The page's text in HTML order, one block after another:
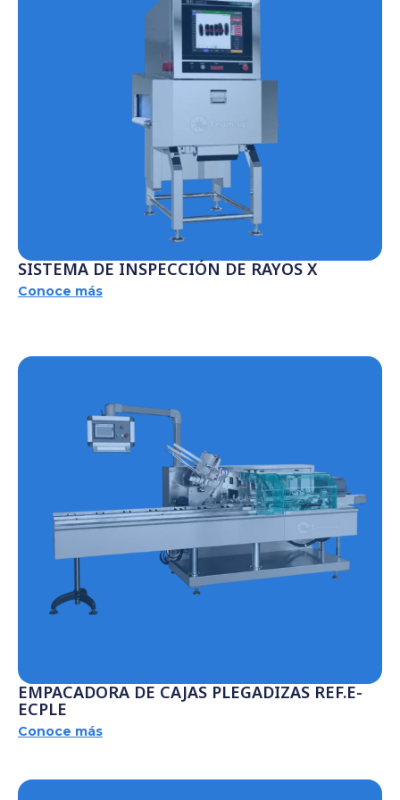
SISTEMA DE INSPECCIÓN DE RAYOS X
Conoce más
EMPACADORA DE CAJAS PLEGADIZAS REF.E-
ECPLE
Conoce más